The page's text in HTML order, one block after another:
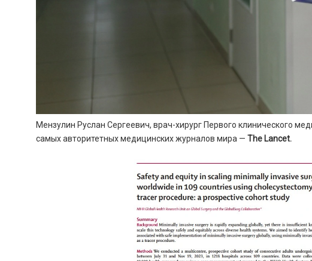
Мензулин Руслан Сергеевич, врач-хирург Первого клинического
самых авторитетных медицинских журналов мира — The Lancet.